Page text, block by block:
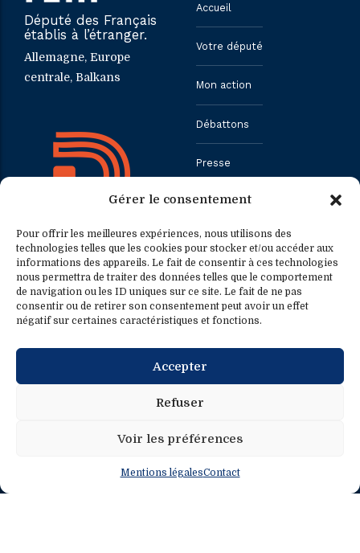
Gérer le consentement
Pour offrir les meilleures expériences, nous utilisons des
technologies telles que les cookies pour stocker et/ou accéder aux
informations des appareils. Le fait de consentir à ces technologies
nous permettra de traiter des données telles que le comportement
de navigation ou les ID uniques sur ce site. Le fait de ne pas
consentir ou de retirer son consentement peut avoir un effet
négatif sur certaines caractéristiques et fonctions.
Accepter
Refuser
Voir les préférences
Mentions légalesContact
Député des Français
établis à l’étranger.
Allemagne, Europe
centrale, Balkans
Accueil
Votre député
Mon action
Débattons
Presse
Contact
Contact
0033.1.40.63.75.31
Contact presse
presse@fredericpetit.eu